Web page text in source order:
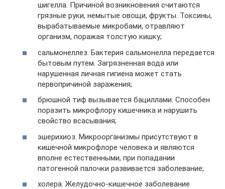
шигелла. Причиной возникновения считаются
грязные руки, немытые овощи, фрукты. Токсины,
вырабатываемые микробами, отравляют
организм, поражая толстую кишку;
сальмонеллез. Бактерия сальмонелла передается
бытовым путем. Загрязненная вода или
нарушенная личная гигиена может стать
первопричиной заражения;
брюшной тиф вызывается бациллами. Способен
поразить микрофлору кишечника и нарушить
свойство всасывания;
эшерихиоз. Микроорганизмы присутствуют в
кишечной микрофлоре человека и являются
вполне естественными, при попадании
патогенной палочки развивается заболевание;
холера. Желудочно-кишечное заболевание